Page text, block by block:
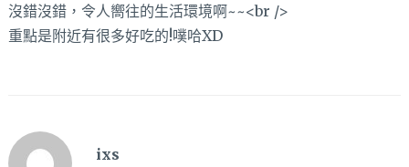
沒錯沒錯，令人嚮往的生活環境啊~~<br />
重點是附近有很多好吃的!噗哈XD
ixs